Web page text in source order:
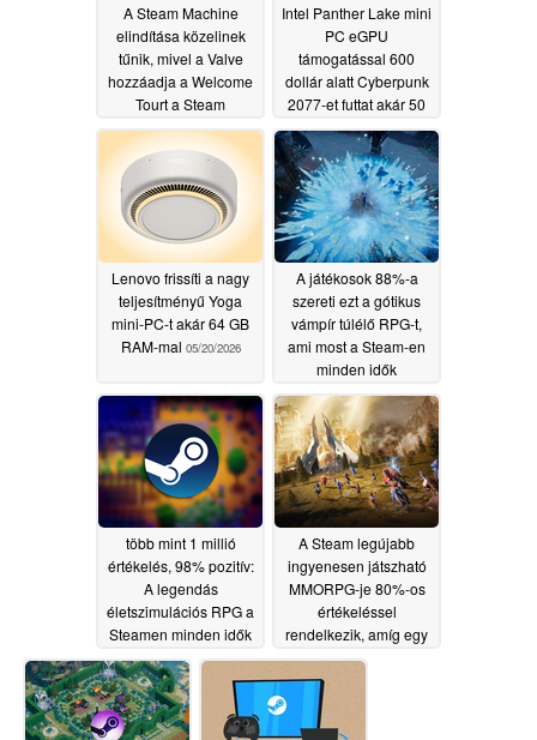
A Steam Machine
elindítása közelinek
tűnik, mivel a Valve
hozzáadja a Welcome
Tourt a Steam
backendhez05/31/2026
Intel Panther Lake mini
PC eGPU
támogatással 600
dollár alatt Cyberpunk
2077-et futtat akár 50
FPS-sel képkocka
generálás nélkül
05/20/2026
Lenovo frissíti a nagy
teljesítményű Yoga
mini-PC-t akár 64 GB
RAM-mal 05/20/2026
A játékosok 88%-a
szereti ezt a gótikus
vámpír túlélő RPG-t,
ami most a Steam-en
minden idők
legalacsonyabb
szintjén van..05/18/2026
több mint 1 millió
értékelés, 98% pozitív:
A legendás
életszimulációs RPG a
Steamen minden idők
legalacsonyabb
szintjére esett vissza
05/18/2026
A Steam legújabb
ingyenesen játszható
MMORPG-je 80%-os
értékeléssel
rendelkezik, amíg egy
kicsit közelebbről meg
nem nézed..